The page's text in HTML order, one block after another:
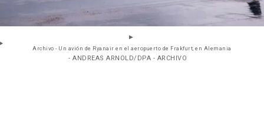
Archivo - Un avión de Ryanair en el aeropuerto de Frakfurt, en Alemania
- ANDREAS ARNOLD/DPA - ARCHIVO